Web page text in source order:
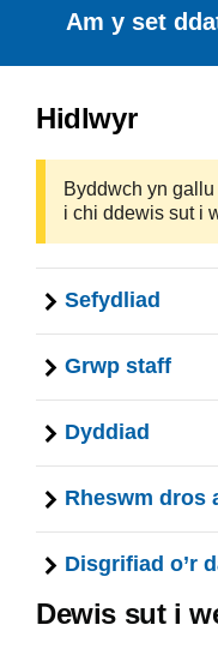
Am y set
Hidlwyr
Byddwch yn
i chi ddewis sut i
Sefydliad
Grwp staff
Dyddiad
Rheswm dros
Disgrifiad o’r
Dewis sut i